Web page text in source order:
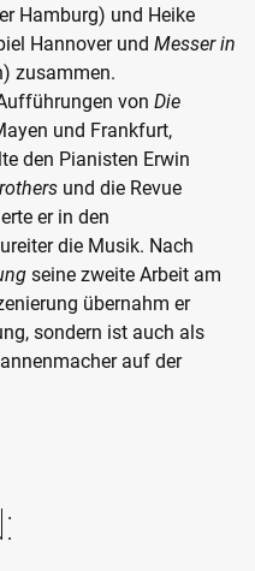
Hamburg) und Heike
Hannover und Messer in
zusammen.
von Die
und Frankfurt,
den Pianisten Erwin
und die Revue
er in den
die Musik. Nach
seine zweite Arbeit am
übernahm er
sondern ist auch als
auf der